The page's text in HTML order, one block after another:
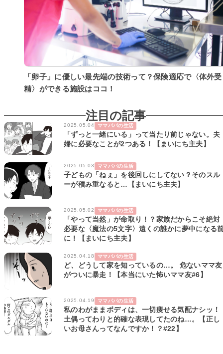
「卵子」に優しい最先端の技術って？保険適応で〈体外受
精〉ができる施設はココ！
注目の記事
2025.05.04 ママパパの生活
「ずっと一緒にいる」って当たり前じゃない。夫
婦に必要なことが2つある！【まいにち主夫】
2025.05.03 ママパパの生活
子どもの「ねぇ」を後回しにしてない？そのスル
ーが積み重なると…【まいにち主夫】
2025.05.02 ママパパの生活
「やって当然」が命取り！？家族だからこそ絶対
必要な〈魔法の5文字〉遠くの誰かに夢中になる
に！【まいにち主夫】
2025.04.18 ママパパの生活
ど、どうして家を知っているの…。 危ないママ友
がついに暴走！【本当にいた怖いママ友#6】
2025.04.19 ママパパの生活
私のわがままボディは、一切痩せる気配ナシッ！
土偶ってわりと的確な表現してたのね…。【正し
いお母さんってなんですか！？#22】